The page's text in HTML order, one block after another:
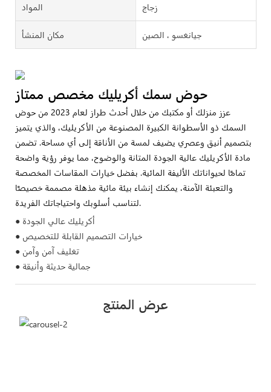
المواد زجاج
مكان المنشأ جيانغسو ، الصين
عزز منزلك أو مكتبك من خلال أحدث طراز لعام 2023 من حوض
السمك ذو الأسطوانة الكبيرة المصنوعة من الأكريليك، والذي يتميز
بتصميم أنيق وعصري يضيف لمسة من الأناقة إلى أي مساحة. تضمن
مادة الأكريليك عالية الجودة المتانة والوضوح، مما يوفر رؤية واضحة
تمامًا لحيواناتك الأليفة المائية. بفضل خيارات المقاسات المخصصة
والتعبئة الآمنة، يمكنك إنشاء بيئة مائية مذهلة مصممة خصيصًا
لتناسب أسلوبك واحتياجاتك الفريدة.
● أكريليك عالي الجودة
● خيارات التصميم القابلة للتخصيص
● تغليف آمن وآمن
● جمالية حديثة وأنيقة
عرض المنتج